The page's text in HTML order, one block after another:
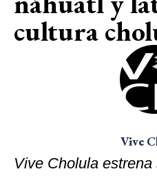
cultura
Vive
Vive Cholula